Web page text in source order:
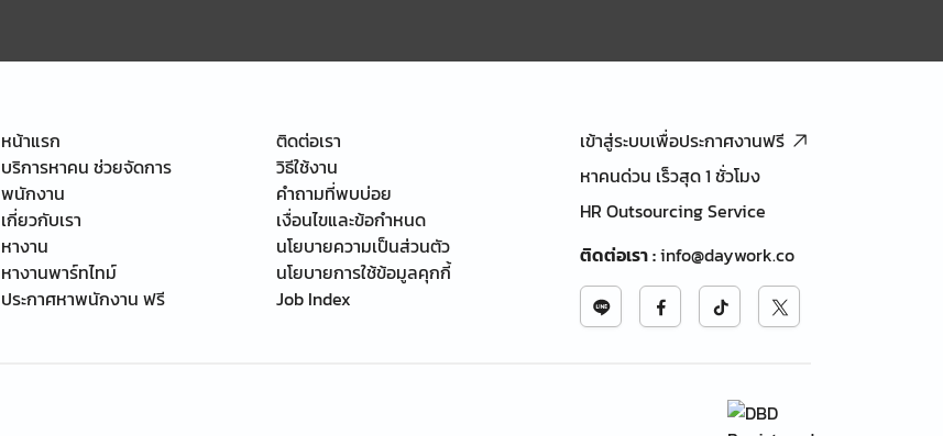
หน้าแรก
บริการหาคน ช่วยจัดการ
พนักงาน
เกี่ยวกับเรา
หางาน
หางานพาร์ทไทม์
ประกาศหาพนักงาน ฟรี
ติดต่อเรา
วิธีใช้งาน
คำถามที่พบบ่อย
เงื่อนไขและข้อกำหนด
นโยบายความเป็นส่วนตัว
นโยบายการใช้ข้อมูลคุกกี้
Job Index
เข้าสู่ระบบเพื่อประกาศงานฟรี
หาคนด่วน เร็วสุด 1 ชั่วโมง
HR Outsourcing Service
ติดต่อเรา:info@daywork.co